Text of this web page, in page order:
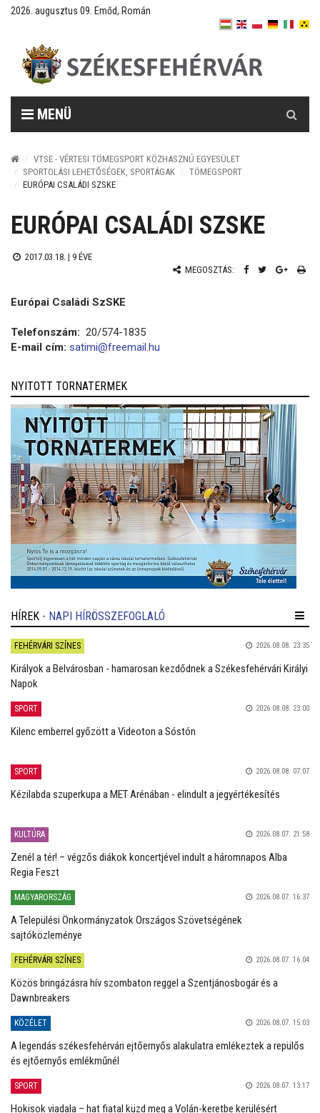
2026. augusztus 09. Emőd, Román
MENÜ
VTSE - VÉRTESI TÖMEGSPORT KÖZHASZNÚ EGYESÜLET
SPORTOLÁSI LEHETŐSÉGEK, SPORTÁGAK
TÖMEGSPORT
EURÓPAI CSALÁDI SZSKE
EURÓPAI CSALÁDI SZSKE
2017.03.18. | 9 ÉVE
MEGOSZTÁS:
Európai Családi SzSKE
Telefonszám: 20/574-1835
E-mail cím: satimi@freemail.hu
NYITOTT TORNATERMEK
HÍREK - NAPI HÍRÖSSZEFOGLALÓ
FEHÉRVÁRI SZÍNES 2026.08.08. 23:35
Királyok a Belvárosban - hamarosan kezdődnek a Székesfehérvári Királyi
Napok
SPORT 2026.08.08. 23:00
Kilenc emberrel győzött a Videoton a Sóstón
SPORT 2026.08.08. 07:07
Kézilabda szuperkupa a MET Arénában - elindult a jegyértékesítés
KULTÚRA 2026.08.07. 21:58
Zenél a tér! – végzős diákok koncertjével indult a háromnapos Alba
Regia Feszt
MAGYARORSZÁG 2026.08.07. 16:37
A Települési Önkormányzatok Országos Szövetségének
sajtóközleménye
FEHÉRVÁRI SZÍNES 2026.08.07. 16:04
Közös bringázásra hív szombaton reggel a Szentjánosbogár és a
Dawnbreakers
KÖZÉLET 2026.08.07. 15:03
A legendás székesfehérvári ejtőernyős alakulatra emlékeztek a repülős
és ejtőernyős emlékműnél
SPORT 2026.08.07. 13:17
Hokisok viadala – hat fiatal küzd meg a Volán-keretbe kerülésért